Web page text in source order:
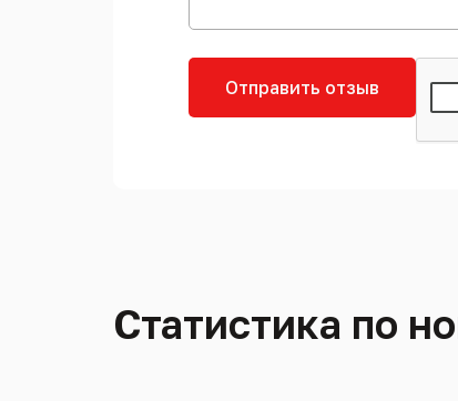
Отправить отзыв
Статистика по